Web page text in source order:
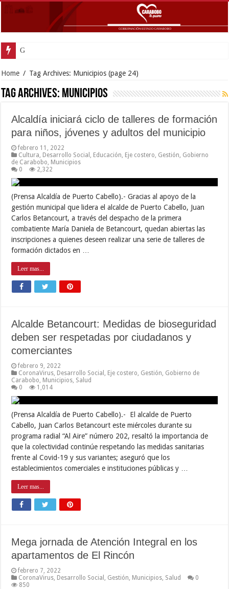
Gobernador Laca
Home / Tag Archives: Municipios (page 24)
Tag Archives: Municipios
Alcaldía iniciará ciclo de talleres de formación
para niños, jóvenes y adultos del municipio
febrero 11, 2022
Cultura Desarrollo Social Educación Eje costero Gestión Gobierno
de Carabobo Municipios
0
2,322
(Prensa Alcaldía de Puerto Cabello).- Gracias al apoyo de la
gestión municipal que lidera el alcalde de Puerto Cabello, Juan
Carlos Betancourt, a través del despacho de la primera
combatiente María Daniela de Betancourt, quedan abiertas las
inscripciones a quienes deseen realizar una serie de talleres de
formación dictados en …
Leer mas...
Alcalde Betancourt: Medidas de bioseguridad
deben ser respetadas por ciudadanos y
comerciantes
febrero 9, 2022
CoronaVirus Desarrollo Social Eje costero Gestión Gobierno de
Carabobo Municipios Salud
0
1,014
(Prensa Alcaldía de Puerto Cabello).- El alcalde de Puerto
Cabello, Juan Carlos Betancourt este miércoles durante su
programa radial “Al Aire” número 202, resaltó la importancia de
que la colectividad continúe respetando las medidas sanitarias
frente al Covid-19 y sus variantes; aseguró que los
establecimientos comerciales e instituciones públicas y …
Leer mas...
Mega jornada de Atención Integral en los
apartamentos de El Rincón
febrero 7, 2022
CoronaVirus Desarrollo Social Gestión Municipios Salud
0
850